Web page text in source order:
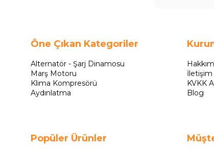
Öne Çıkan Kategoriler
Alternatör - Şarj Dinamosu
Marş Motoru
Klima Kompresörü
Aydınlatma
Popüler Ürünler
İletişim
KVKK
Blog